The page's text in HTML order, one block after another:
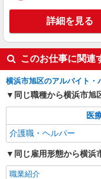
時
通費
横
キープ
派遣社員
株式会社トラストグロ
特別
神
詳細を見る
このお仕事に関連
横浜市旭区のアルバイト・
同じ職種から横浜市旭
医
介護職・ヘルパー
同じ雇用形態から横浜
職業紹介